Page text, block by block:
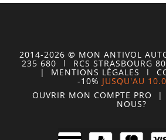
2014-2026 © MON ANTIVOL
235 680 | RCS STRASBOURG
| MENTIONS LÉGALES |
-10% JUSQU'AU
OUVRIR MON COMPTE PRO |
NOUS?